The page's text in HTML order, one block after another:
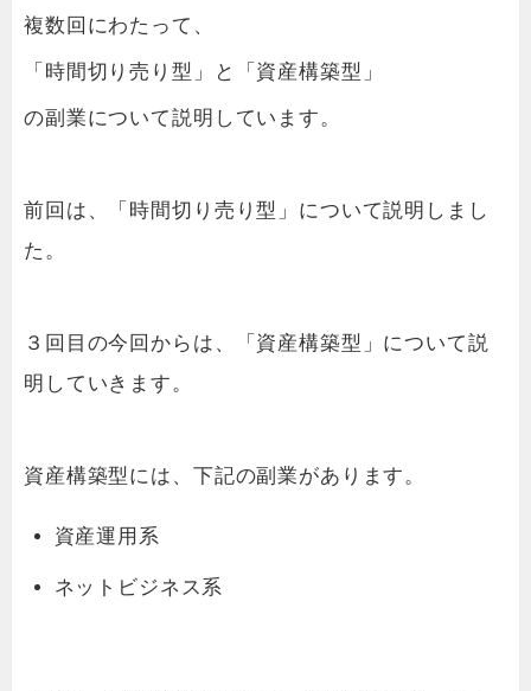
複数回にわたって、
「時間切り売り型」と「資産構築型」
の副業について説明しています。
前回は、「時間切り売り型」について説明しまし
た。
３回目の今回からは、「資産構築型」について説
明していきます。
資産構築型には、下記の副業があります。
資産運用系
ネットビジネス系